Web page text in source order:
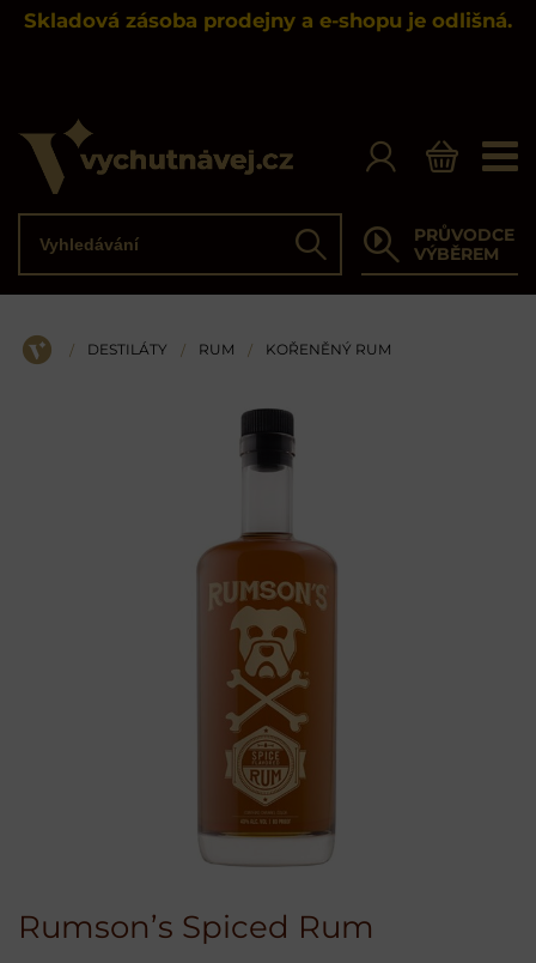
Skladová zásoba prodejny a e-shopu je odlišná.
Hledat
PRŮVODCE
VÝBĚREM
ÚVOD
/ DESTILÁTY / RUM / KOŘENĚNÝ RUM
Rumson’s Spiced Rum